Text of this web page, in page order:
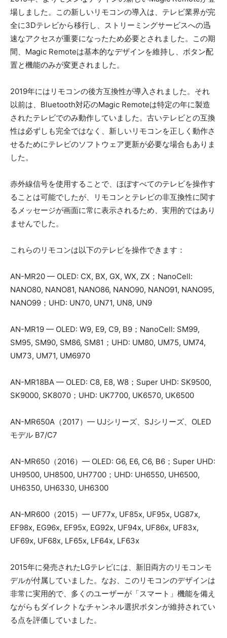
場しました。この新しいリモコンの導入は、テレビ業界が完
全に3Dテレビから移行し、ストリーミングサービスへの迅
速なアクセスが重要になったため必要とされました。この期
間、Magic Remoteは基本的なデザインを維持し、ボタン配
置と機能のみが変更されました。
2019年にはリモコンの後方互換性が導入されました。それ
以前は、Bluetooth対応のMagic Remoteは特定の年に製造
されたテレビでのみ動作していました。古いテレビとの互換
性は必ずしも完全ではなく、新しいリモコンを正しく動作さ
せるためにテレビのソフトウェア更新が必要な場合もありま
した。
赤外線信号を使用することで、ほぼすべてのテレビを操作す
ることは可能でしたが、リモコンとテレビの非互換性に関す
るメッセージが画面に常に表示されるため、実用的ではあり
ませんでした。
これらのリモコンは以下のテレビを操作できます：
AN-MR20 — OLED: CX, BX, GX, WX, ZX；NanoCell:
NANO80, NANO81, NANO86, NANO90, NANO91, NANO95,
NANO99；UHD: UN70, UN71, UN8, UN9
AN-MR19 — OLED: W9, E9, C9, B9；NanoCell: SM99,
SM95, SM90, SM86, SM81；UHD: UM80, UM75, UM74,
UM73, UM71, UM6970
AN-MR18BA — OLED: C8, E8, W8；Super UHD: SK9500,
SK9000, SK8070；UHD: UK7700, UK6570, UK6500
AN-MR650A（2017）— UJシリーズ、SJシリーズ、OLED
モデル B7/C7
AN-MR650（2016）— OLED: G6, E6, C6, B6；Super UHD:
UH9500, UH8500, UH7700；UHD: UH6550, UH6500,
UH6350, UH6330, UH6300
AN-MR600（2015）— UF77x, UF85x, UF95x, UG87x,
EF98x, EG96x, EF95x, EG92x, UF94x, UF86x, UF83x,
UF69x, UF68x, LF65x, LF64x, LF63x
2015年に発売されたLGテレビには、新旧両方のリモコンモ
デルが付属していました。なお、このリモコンのデザインは
非常に実用的で、多くのユーザーが「スマート」機能を備え
ながらもダイレクトなチャンネル選択ボタンが維持されてい
る点を評価していました。